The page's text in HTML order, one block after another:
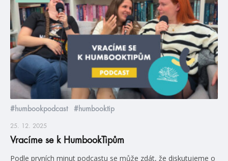
#humbookpodcast #humbooktip
25. 12. 2025
Vracíme se k HumbookTipům
Podle prvních minut podcastu se může zdát, že diskutujeme o